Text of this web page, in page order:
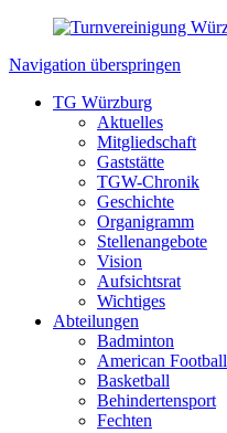
Navigation überspringen
TG Würzburg
Aktuelles
Mitgliedschaft
Gaststätte
TGW-Chronik
Geschichte
Organigramm
Stellenangebote
Vision
Aufsichtsrat
Wichtiges
Abteilungen
Badminton
American Football
Basketball
Behindertensport
Fechten